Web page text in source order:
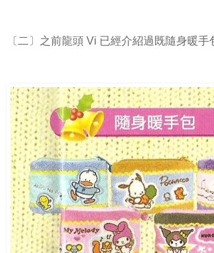
〔二〕之前龍頭 Vi 已經介紹過既隨身暖手